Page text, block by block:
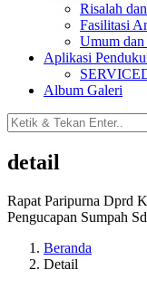
Risalah
Fasilitasi
Umum
Aplikasi
Album Galeri
detail
Rapat Paripurna Dprd
Pengucapan Sumpah
Beranda
Detail